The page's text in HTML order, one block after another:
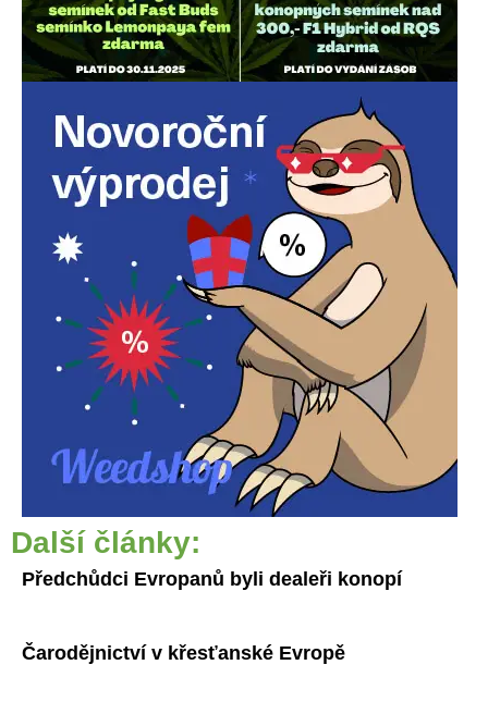
Další články:
Předchůdci Evropanů byli dealeři konopí
Čarodějnictví v křesťanské Evropě